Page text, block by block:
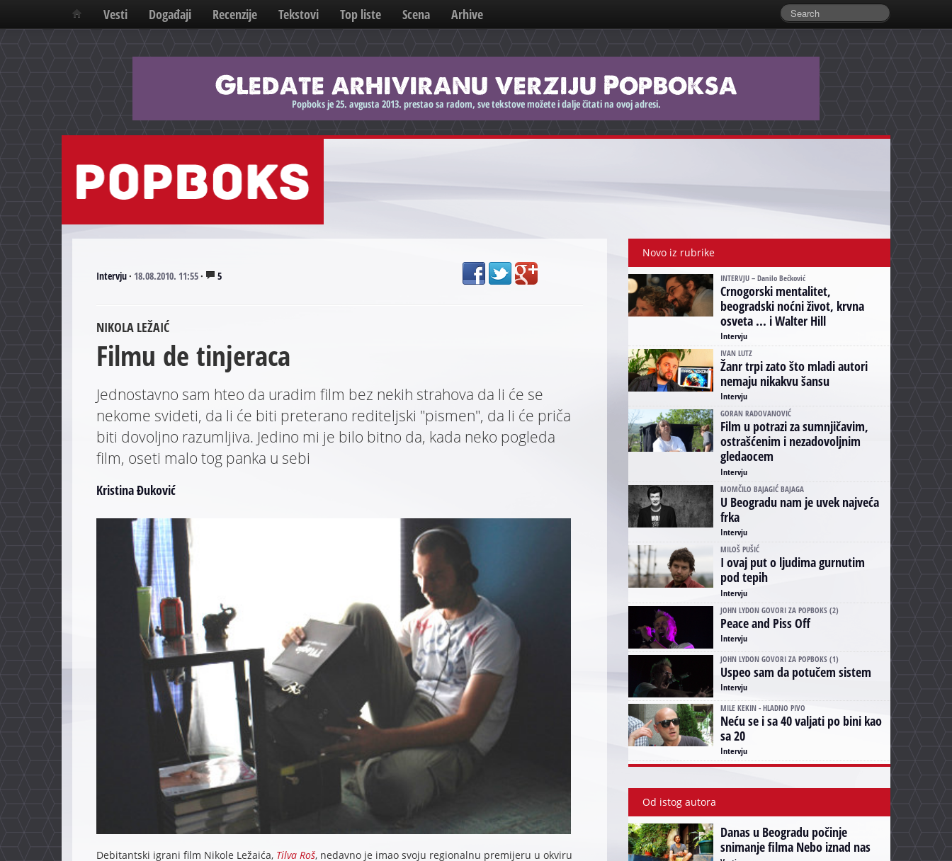
Vesti Događaji Recenzije Tekstovi Top liste Scena Arhive
Intervju· 18.08.2010. 11:55· 5
NIKOLA LEŽAIĆ
Filmu de tinjeraca
Jednostavno sam hteo da uradim film bez nekih strahova da li će se
nekome svideti, da li će biti preterano rediteljski "pismen", da li će priča
biti dovoljno razumljiva. Jedino mi je bilo bitno da, kada neko pogleda
film, oseti malo tog panka u sebi
Kristina Đuković
Debitantski igrani film Nikole Ležaića, Tilva Roš, nedavno je imao svoju regionalnu premijeru u okviru
Novo iz rubrike
INTERVJU – Danilo Bećković
Crnogorski mentalitet,
beogradski noćni život, krvna
osveta ... i Walter Hill
Intervju
IVAN LUTZ
Žanr trpi zato što mladi autori
nemaju nikakvu šansu
Intervju
GORAN RADOVANOVIĆ
Film u potrazi za sumnjičavim,
ostrašćenim i nezadovoljnim
gledaocem
Intervju
MOMČILO BAJAGIĆ BAJAGA
U Beogradu nam je uvek najveća
frka
Intervju
MILOŠ PUŠIĆ
I ovaj put o ljudima gurnutim
pod tepih
Intervju
JOHN LYDON GOVORI ZA POPBOKS (2)
Peace and Piss Off
Intervju
JOHN LYDON GOVORI ZA POPBOKS (1)
Uspeo sam da potučem sistem
Intervju
MILE KEKIN - HLADNO PIVO
Neću se i sa 40 valjati po bini kao
sa 20
Intervju
Od istog autora
Danas u Beogradu počinje
snimanje filma Nebo iznad nas